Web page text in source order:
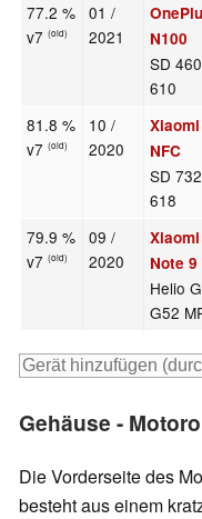
77.2 %
v7(old)
01 /
2021
N100
SD
610
81.8 %
v7(old)
10 /
2020
NFC
SD
618
79.9 %
v7(old)
09 /
2020
Note 9
Helio
G52
Gehäuse -
Die Vorderseite des
besteht aus einem